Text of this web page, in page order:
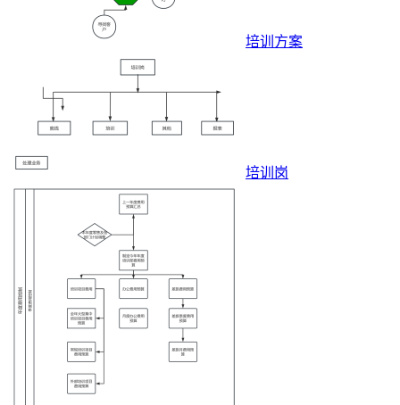
培训方案
培训岗